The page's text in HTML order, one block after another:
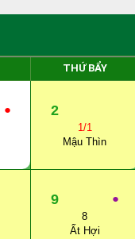
THỨ BẨY
● 2
1/1
Mậu Thìn
●
9
8
Ất Hợi